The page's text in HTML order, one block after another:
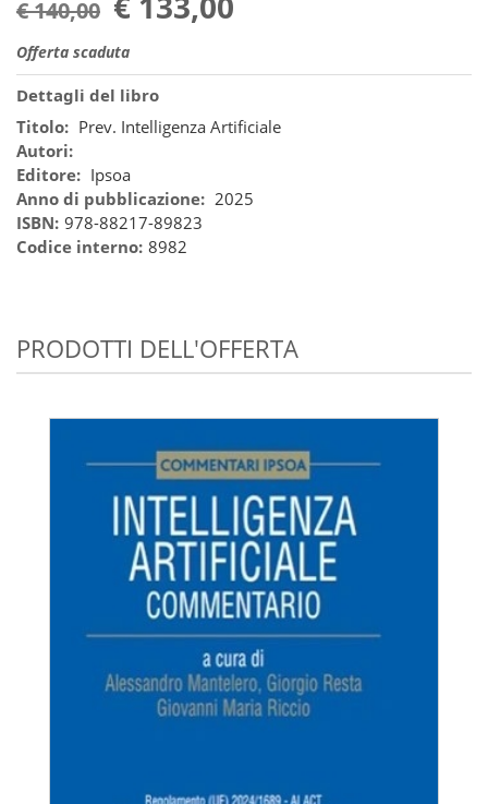
€ 140,00
Offerta scaduta
Dettagli del libro
Titolo: Prev. Intelligenza Artificiale
Autori:
Editore: Ipsoa
Anno di pubblicazione: 2025
ISBN: 978-88217-89823
Codice interno: 8982
PRODOTTI DELL'OFFERTA